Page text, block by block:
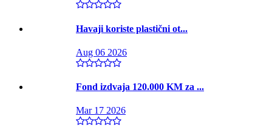
Havaji koriste plastični ot...
Aug 06 2026
Fond izdvaja 120.000 KM za ...
Mar 17 2026